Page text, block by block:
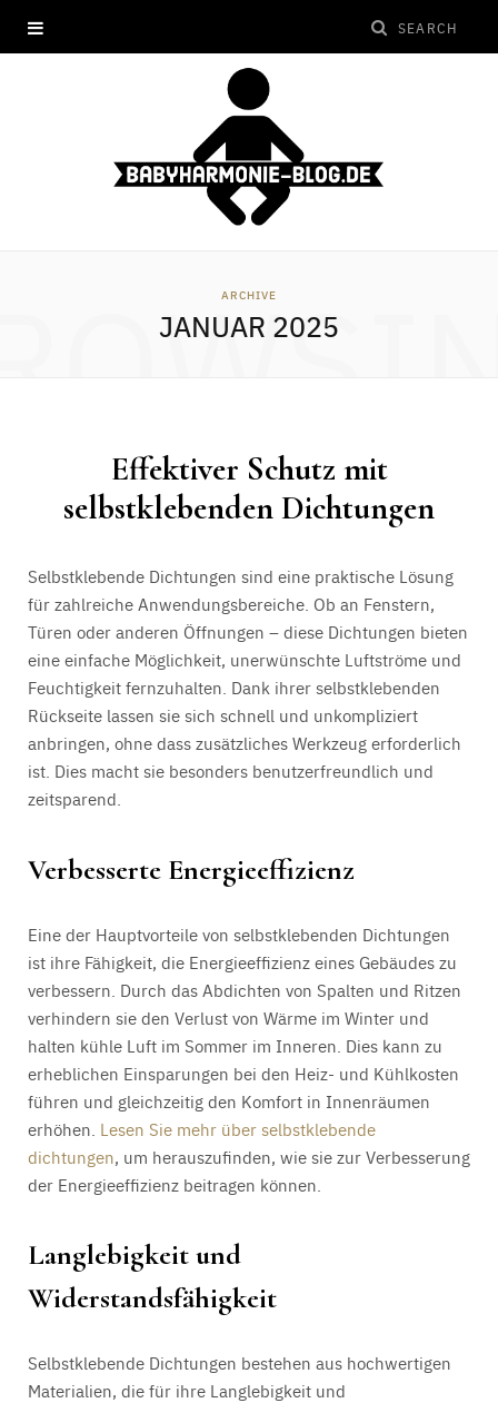
ARCHIVE
JANUAR 2025
Effektiver Schutz mit
selbstklebenden Dichtungen
Selbstklebende Dichtungen sind eine praktische Lösung
für zahlreiche Anwendungsbereiche. Ob an Fenstern,
Türen oder anderen Öffnungen – diese Dichtungen bieten
eine einfache Möglichkeit, unerwünschte Luftströme und
Feuchtigkeit fernzuhalten. Dank ihrer selbstklebenden
Rückseite lassen sie sich schnell und unkompliziert
anbringen, ohne dass zusätzliches Werkzeug erforderlich
ist. Dies macht sie besonders benutzerfreundlich und
zeitsparend.
Verbesserte Energieeffizienz
Eine der Hauptvorteile von selbstklebenden Dichtungen
ist ihre Fähigkeit, die Energieeffizienz eines Gebäudes zu
verbessern. Durch das Abdichten von Spalten und Ritzen
verhindern sie den Verlust von Wärme im Winter und
halten kühle Luft im Sommer im Inneren. Dies kann zu
erheblichen Einsparungen bei den Heiz- und Kühlkosten
führen und gleichzeitig den Komfort in Innenräumen
erhöhen. Lesen Sie mehr über selbstklebende
dichtungen, um herauszufinden, wie sie zur Verbesserung
der Energieeffizienz beitragen können.
Langlebigkeit und
Widerstandsfähigkeit
Selbstklebende Dichtungen bestehen aus hochwertigen
Materialien, die für ihre Langlebigkeit und